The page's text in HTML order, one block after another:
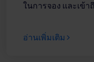
ในการจอง และเข้
อ่านเพิ่มเติม